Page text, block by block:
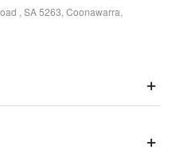
, SA 5263, Coonawarra,